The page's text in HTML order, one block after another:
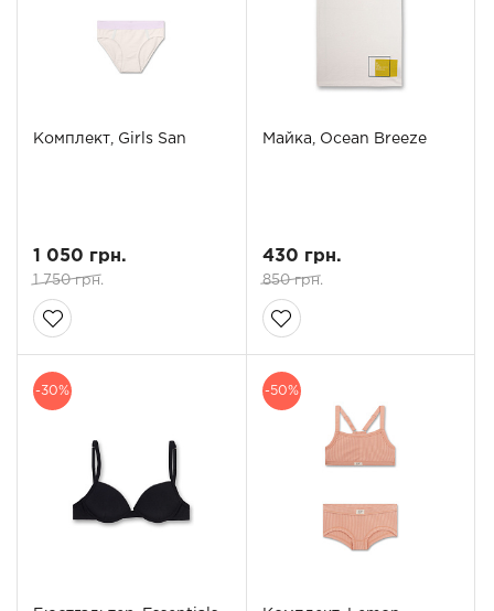
Комплект, Girls San
1 050 грн.
1 750 грн.
Майка, Ocean Breeze
430 грн.
850 грн.
-30% -50%